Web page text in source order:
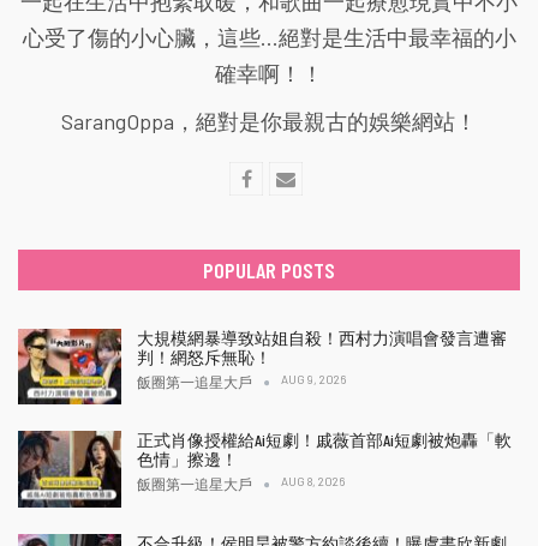
心受了傷的小心臟，這些...絕對是生活中最幸福的小
確幸啊！！
SarangOppa，絕對是你最親古的娛樂網站！
POPULAR POSTS
大規模網暴導致站姐自殺！西村力演唱會發言遭審
判！網怒斥無恥！
飯圈第一追星大戶 AUG 9, 2026
正式肖像授權給Ai短劇！戚薇首部Ai短劇被炮轟「軟
色情」擦邊！
飯圈第一追星大戶 AUG 8, 2026